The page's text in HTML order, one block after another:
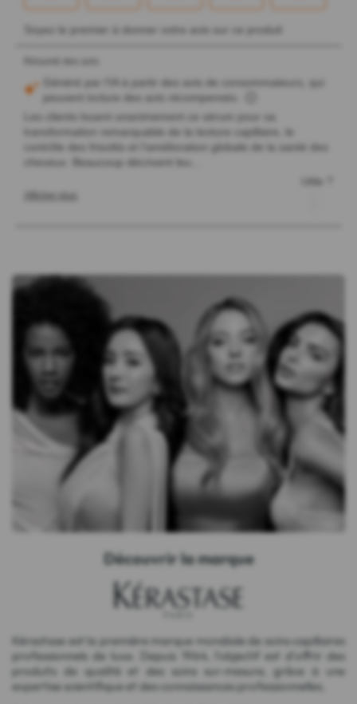
Découvrir la marque
Kérastase est la première marque mondiale de soins capillaires
professionnels de luxe. Depuis 1964, l'objectif est d'offrir des
produits de qualité et des soins sur-mesure, grâce à une
expertise scientifique et des connaissances professionnelles.